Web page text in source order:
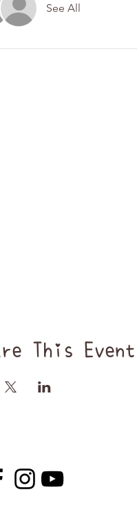
See All
This Event